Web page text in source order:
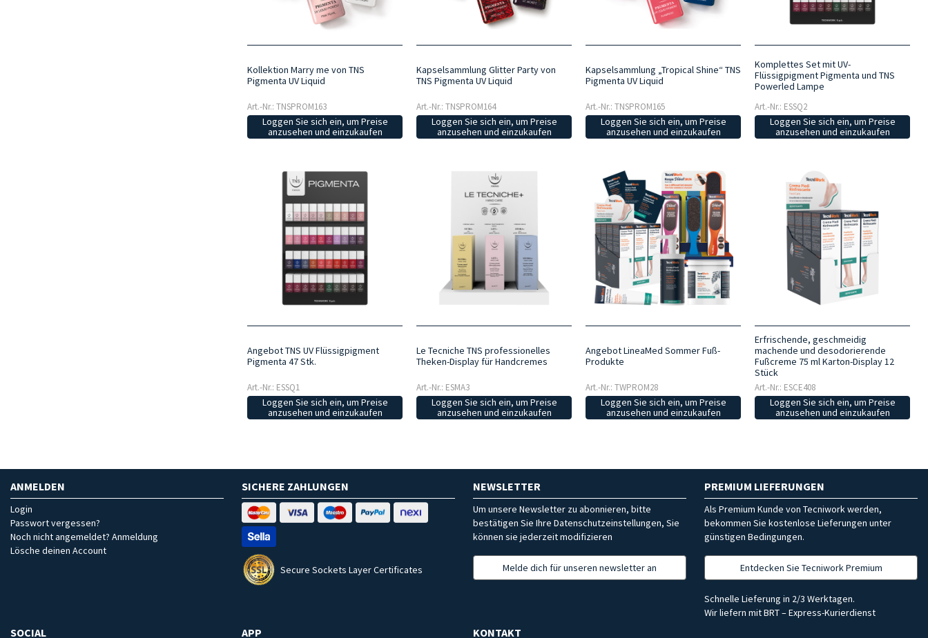
Kollektion Marry me von TNS
Pigmenta UV Liquid
Art.-Nr.: TNSPROM163
Loggen Sie sich ein, um Preise
anzusehen und einzukaufen
Kapselsammlung Glitter Party von
TNS Pigmenta UV Liquid
Art.-Nr.: TNSPROM164
Loggen Sie sich ein, um Preise
anzusehen und einzukaufen
Kapselsammlung „Tropical Shine“ TNS
Pigmenta UV Liquid
Art.-Nr.: TNSPROM165
Loggen Sie sich ein, um Preise
anzusehen und einzukaufen
Komplettes Set mit UV-
Flüssigpigment Pigmenta und TNS
Powerled Lampe
Art.-Nr.: ESSQ2
Loggen Sie sich ein, um Preise
anzusehen und einzukaufen
Angebot TNS UV Flüssigpigment
Pigmenta 47 Stk.
Art.-Nr.: ESSQ1
Loggen Sie sich ein, um Preise
anzusehen und einzukaufen
Le Tecniche TNS professionelles
Theken-Display für Handcremes
Art.-Nr.: ESMA3
Loggen Sie sich ein, um Preise
anzusehen und einzukaufen
Angebot LineaMed Sommer Fuß-
Produkte
Art.-Nr.: TWPROM28
Loggen Sie sich ein, um Preise
anzusehen und einzukaufen
Erfrischende, geschmeidig
machende und desodorierende
Fußcreme 75 ml Karton-Display 12
Stück
Art.-Nr.: ESCE408
Loggen Sie sich ein, um Preise
anzusehen und einzukaufen
ANMELDEN
Login
Passwort vergessen?
Noch nicht angemeldet? Anmeldung
Lösche deinen Account
SICHERE ZAHLUNGEN
Secure Sockets Layer Certificates
NEWSLETTER
Um unsere Newsletter zu abonnieren, bitte
bestätigen Sie Ihre Datenschutzeinstellungen, Sie
können sie jederzeit modifizieren
Melde dich für unseren newsletter an
PREMIUM LIEFERUNGEN
Als Premium Kunde von Tecniwork werden,
bekommen Sie kostenlose Lieferungen unter
günstigen Bedingungen.
Entdecken Sie Tecniwork Premium
Schnelle Lieferung in 2/3 Werktagen.
Wir liefern mit BRT – Express-Kurierdienst
SOCIAL APP KONTAKT